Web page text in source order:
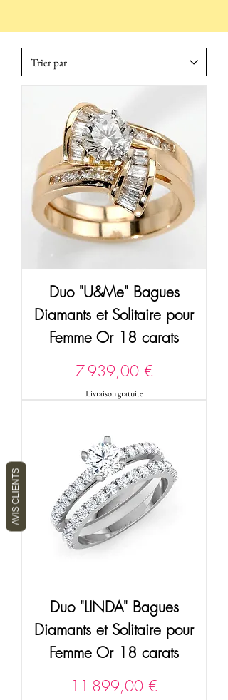
Duo "U&Me" Bagues
Diamants et Solitaire pour
Femme Or 18 carats
Prix
7 939,00 €
Livraison gratuite
Duo "LINDA" Bagues
Diamants et Solitaire pour
Femme Or 18 carats
Prix
11 899,00 €
AVIS CLIENTS